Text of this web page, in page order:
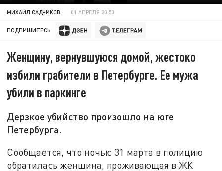
МИХАИЛ САДЧИКОВ 01 АПРЕЛЯ 20:50
ПОДПИШИТЕСЬ:
Женщину, вернувшуюся домой, жестоко
избили грабители в Петербурге. Ее мужа
убили в паркинге
Дерзкое убийство произошло на юге
Петербурга.
Сообщается, что ночью 31 марта в полицию
обратилась женщина, проживающая в ЖК